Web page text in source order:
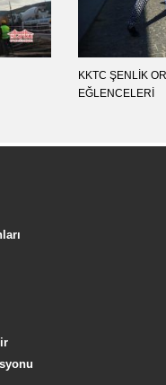
KKTC ŞENLIK
EĞLENCELERI